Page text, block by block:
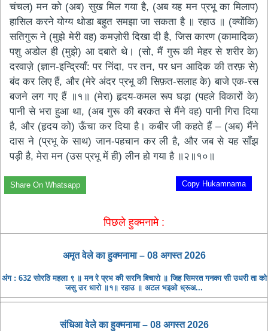
चंचल) मन को (अब) सुख मिल गया है, (अब यह मन प्रभू का मिलाप)
हासिल करने योग्य थोडा बहुत समझा जा सकता है ॥ रहाउ ॥ (क्योंकि)
सतिगुरू ने (मुझे मेरी वह) कमज़ोरी दिखा दी है, जिस कारण (कामादिक)
पशु अडोल ही (मुझे) आ दबाते थे। (सो, मैं गुरू की मेहर से शरीर के)
दरवाज़े (ज्ञान-इन्द्रियाँ: पर निंदा, पर तन, पर धन आदिक की तरफ़ से)
बंद कर लिए हैं, और (मेरे अंदर प्रभू की सिफ़त-सलाह के) बाजे एक-रस
बजने लग गए हैं ॥१॥ (मेरा) हृदय-कमल रूप घड़ा (पहले विकारों के)
पानी से भरा हुआ था, (अब गुरू की बरकत से मैंने वह) पानी गिरा दिया
है, और (हृदय को) ऊँचा कर दिया है। कबीर जी कहते हैं – (अब) मैंने
दास ने (प्रभू के साथ) जान-पहचान कर ली है, और जब से यह साँझ
पड़ी है, मेरा मन (उस प्रभू में ही) लीन हो गया है ॥२॥१०॥
Copy Hukamnama
Share On Whatsapp
पिछले हुक्मनामे :
अमृत ​​वेले का हुक्मनामा – 08 अगस्त 2026
अंग : 632 सोरठि महला ९ ॥ मन रे प्रभ की सरनि बिचारो ॥ जिह सिमरत गनका सी उधरी ता को
जसु उर धारो ॥१॥ रहाउ ॥ अटल भइओ ध्रूअ...
संधिआ ​​वेले का हुक्मनामा – 08 अगस्त 2026